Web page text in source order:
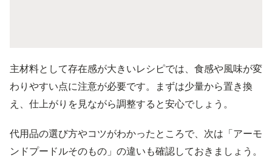
主材料として存在感が大きいレシピでは、食感や風味が変
わりやすい点に注意が必要です。まずは少量から置き換
え、仕上がりを見ながら調整すると安心でしょう。
代用品の選び方やコツがわかったところで、次は「アーモ
ンドプードルそのもの」の違いも確認しておきましょう。